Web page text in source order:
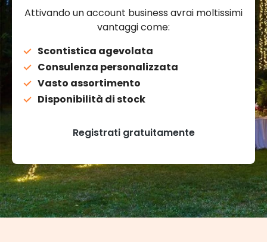
Attivando un account business avrai moltissimi
vantaggi come:
Scontistica agevolata
Consulenza personalizzata
Vasto assortimento
Disponibilità di stock
Registrati gratuitamente